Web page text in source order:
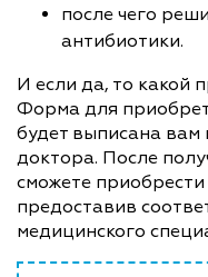
после чего
антибиотики.
И если да, то какой
Форма для
будет выписана вам
доктора. После
сможете
предоставив
медицинского